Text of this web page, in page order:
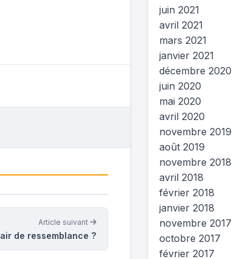
Article suivant
de ressemblance ?
juin 2021
avril 2021
mars 2021
janvier 2021
décembre 2020
juin 2020
mai 2020
avril 2020
novembre 2019
août 2019
novembre 2018
avril 2018
février 2018
janvier 2018
novembre 2017
octobre 2017
février 2017